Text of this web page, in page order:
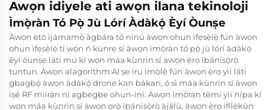
Awọn idiyele ati awọn ilana tekinoloji
Ìmọ̀ràn Tó Pọ̀ Jù Lórí Àdàkọ́ Èyí Òunṣe
Àwọn ètò ìjámamọ̀ àgbára tó nínú àwọn ohun ìfẹsẹ̀lẹ̀ fún àwọn
ohun ìfẹsẹ̀lẹ̀ tí wọ́n ń kùnrẹ sí àwọn ìmọ̀ràn tó pọ̀ jù lórí àdàkọ́
èyí òunṣe láti mú kí wọn máa kùnrin sí àwọn ẹ̀rọ ìbánisọ̀rọ̀
tuntun. Àwọn alagorithm AI ṣe iru imọ̀lẹ̀ fún àwọn ẹ̀rọ yìí láti
gbagbọ́ àwọn àdàkọ́ drone kan bákan, ó sì máa kùnrin sí àwọn
iṣẹ́ RF mìíràn ní agbegbe ohun-ini. Àwọn ìmọ̀ran tèmí yìí nípa kí
wọn máa kùnrin sí àwọn ọrọ̀ ìbánisọ̀rọ̀ àjálù, àwọn ẹ̀rọ ifílékùn